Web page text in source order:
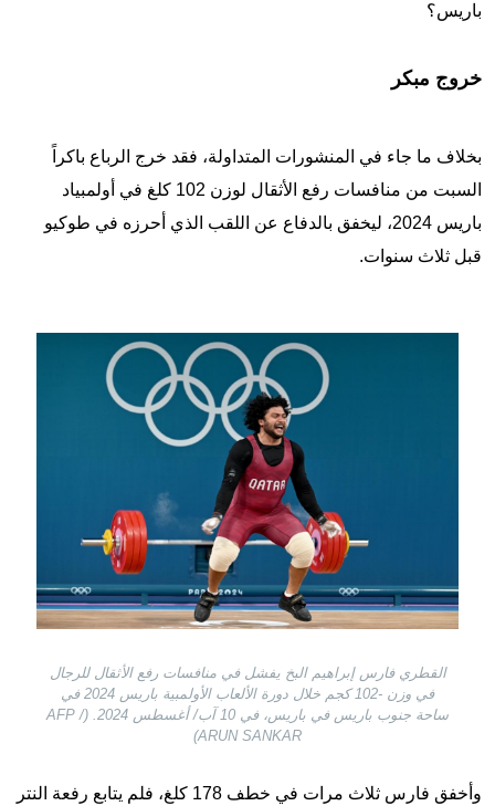
باريس؟
خروج مبكر
بخلاف ما جاء في المنشورات المتداولة، فقد خرج الرباع باكراً
السبت من منافسات رفع الأثقال لوزن 102 كلغ في أولمبياد
باريس 2024، ليخفق بالدفاع عن اللقب الذي أحرزه في طوكيو
قبل ثلاث سنوات.
القطري فارس إبراهيم البخ يفشل في منافسات رفع الأثقال للرجال
في وزن -102 كجم خلال دورة الألعاب الأولمبية باريس 2024 في
ساحة جنوب باريس في باريس، في 10 آب/ أغسطس 2024. (AFP /
ARUN SANKAR)
وأخفق فارس ثلاث مرات في خطف 178 كلغ، فلم يتابع رفعة النتر